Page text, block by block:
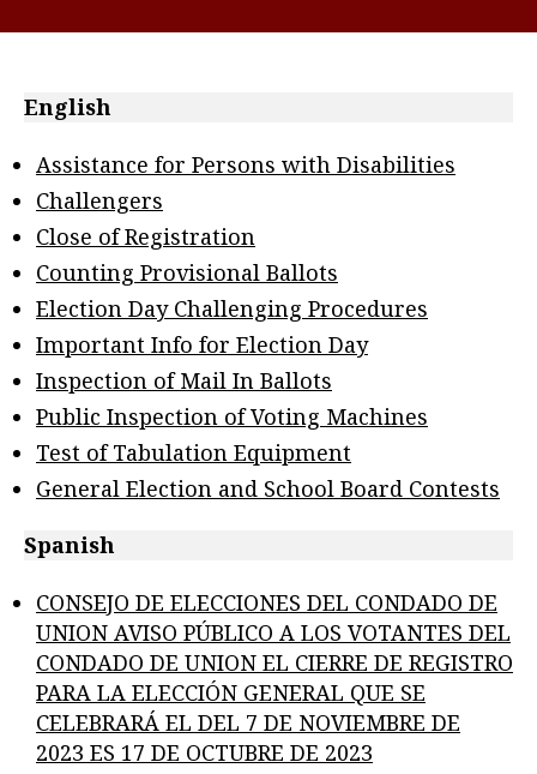
English
Assistance for Persons with Disabilities
Challengers
Close of Registration
Counting Provisional Ballots
Election Day Challenging Procedures
Important Info for Election Day
Inspection of Mail In Ballots
Public Inspection of Voting Machines
Test of Tabulation Equipment
General Election and School Board Contests
Spanish
CONSEJO DE ELECCIONES DEL CONDADO DE
UNION AVISO PÚBLICO A LOS VOTANTES DEL
CONDADO DE UNION EL CIERRE DE REGISTRO
PARA LA ELECCIÓN GENERAL QUE SE
CELEBRARÁ EL DEL 7 DE NOVIEMBRE DE
2023 ES 17 DE OCTUBRE DE 2023